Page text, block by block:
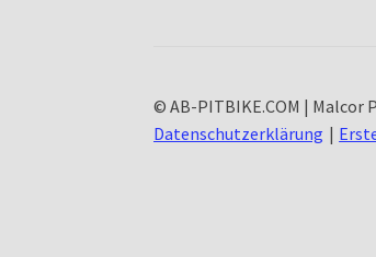
© AB-PITBIKE.COM |
Datenschutzerklärung